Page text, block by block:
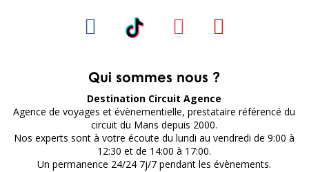
Qui sommes nous ?
Destination Circuit Agence
Agence de voyages et évènementielle, prestataire référencé du
circuit du Mans depuis 2000.
Nos experts sont à votre écoute du lundi au vendredi de 9:00 à
12:30 et de 14:00 à 17:00.
Un permanence 24/24 7j/7 pendant les évènements.